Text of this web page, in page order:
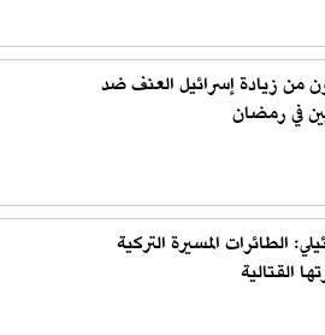
من زيادة إسرائيل العنف ضد
في رمضان
الطائرات المسيرة التركية
القتالية